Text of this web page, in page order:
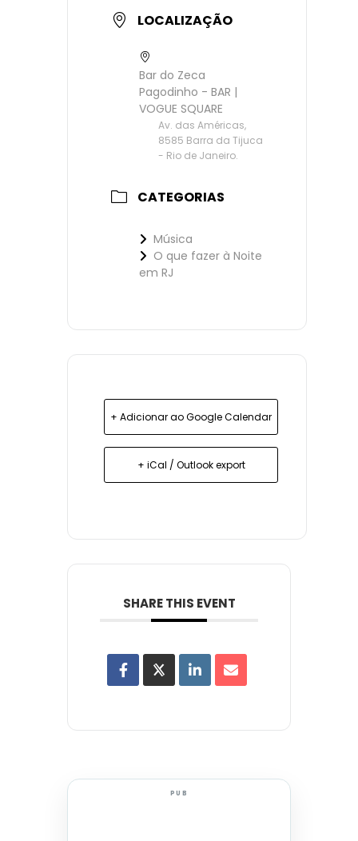
LOCALIZAÇÃO
Bar do Zeca
Pagodinho - BAR |
VOGUE SQUARE
Av. das Américas,
8585 Barra da Tijuca
- Rio de Janeiro.
CATEGORIAS
Música
O que fazer à Noite
em RJ
+ Adicionar ao Google Calendar
+ iCal / Outlook export
SHARE THIS EVENT
PUB